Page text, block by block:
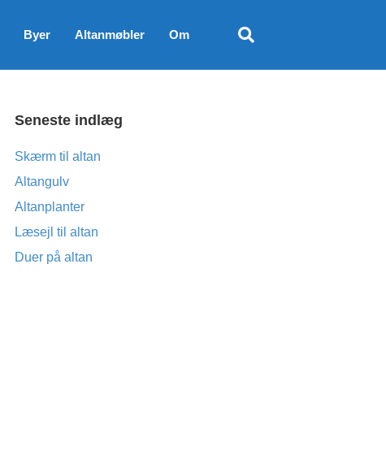
Byer Altanmøbler Om
Seneste indlæg
Skærm til altan
Altangulv
Altanplanter
Læsejl til altan
Duer på altan